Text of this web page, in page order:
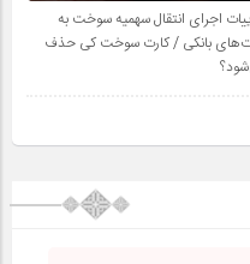
اجرای انتقال سهمیه سوخت به
بانکی / کارت سوخت کی حذف